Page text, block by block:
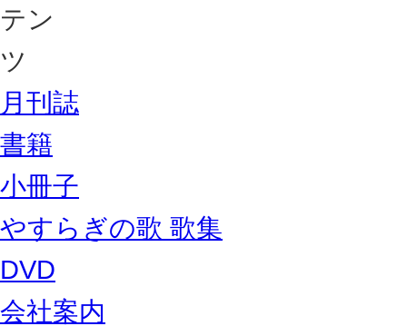
月刊誌
書籍
小冊子
やすらぎの歌 歌集
DVD
会社案内